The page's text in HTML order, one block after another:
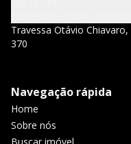
Travessa Otávio
370
Navegação rápida
Home
Sobre nós